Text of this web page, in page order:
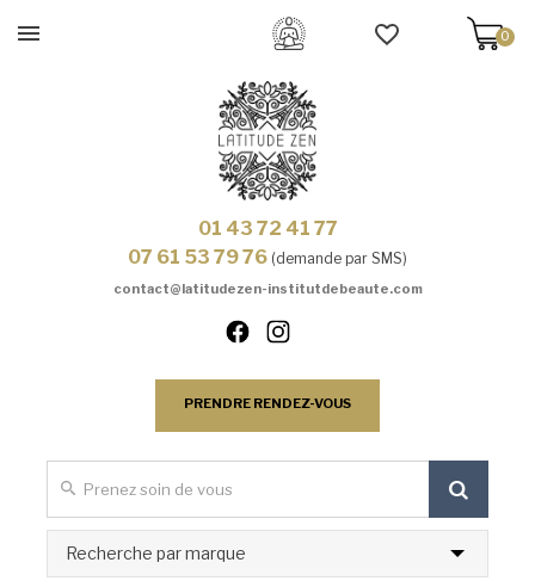
0
01 43 72 41 77
07 61 53 79 76 (demande par SMS)
contact@latitudezen-institutdebeaute.com
PRENDRE RENDEZ-VOUS
Recherche par marque